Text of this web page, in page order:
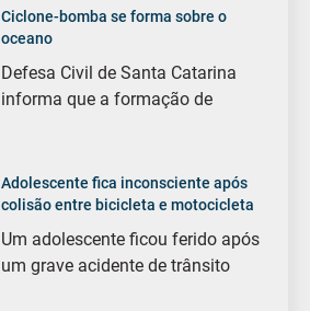
Ciclone-bomba se forma sobre o
oceano
Defesa Civil de Santa Catarina
informa que a formação de
Adolescente fica inconsciente após
colisão entre bicicleta e motocicleta
Um adolescente ficou ferido após
um grave acidente de trânsito